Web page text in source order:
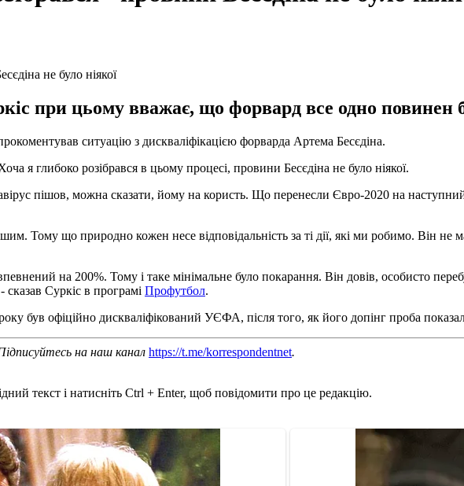
при цьому вважає, що форвард все одно повинен
ситуацію з дискваліфікацією форварда Артема Бесєдіна.
я глибоко розібрався в цьому процесі, провини Бесєдіна не було ніякої.
пішов, можна сказати, йому на користь. Що перенесли Євро-2020 на
Тому що природно кожен несе відповідальність за ті дії, які ми робимо. Він
на 200%. Тому і таке мінімальне було покарання. Він довів, особисто
сказав Суркіс в програмі Профутбол.
був офіційно дискваліфікований УЄФА, після того, як його допінг проба
на наш канал https://t.me/korrespondentnet.
текст і натисніть Ctrl + Enter, щоб повідомити про це редакцію.